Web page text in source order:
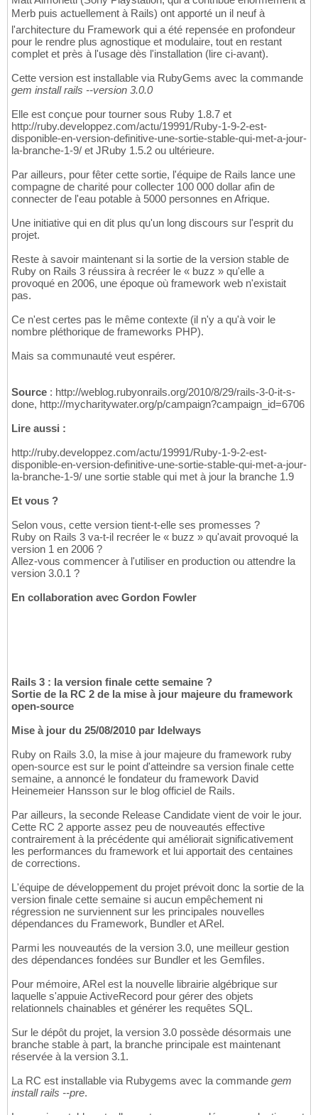
Merb puis actuellement à Rails) ont apporté un il neuf à
l'architecture du Framework qui a été repensée en profondeur
pour le rendre plus agnostique et modulaire, tout en restant
complet et près à l'usage dès l'installation (lire ci-avant).
Cette version est installable via RubyGems avec la commande
gem install rails --version 3.0.0
Elle est conçue pour tourner sous Ruby 1.8.7 et
http://ruby.developpez.com/actu/19991/Ruby-1-9-2-est-
disponible-en-version-definitive-une-sortie-stable-qui-met-a-jour-
la-branche-1-9/ et JRuby 1.5.2 ou ultérieure.
Par ailleurs, pour fêter cette sortie, l'équipe de Rails lance une
compagne de charité pour collecter 100 000 dollar afin de
connecter de l'eau potable à 5000 personnes en Afrique.
Une initiative qui en dit plus qu'un long discours sur l'esprit du
projet.
Reste à savoir maintenant si la sortie de la version stable de
Ruby on Rails 3 réussira à recréer le « buzz » qu'elle a
provoqué en 2006, une époque où framework web n'existait
pas.
Ce n'est certes pas le même contexte (il n'y a qu'à voir le
nombre pléthorique de frameworks PHP).
Mais sa communauté veut espérer.
Source : http://weblog.rubyonrails.org/2010/8/29/rails-3-0-it-s-
done, http://mycharitywater.org/p/campaign?campaign_id=6706
Lire aussi :
http://ruby.developpez.com/actu/19991/Ruby-1-9-2-est-
disponible-en-version-definitive-une-sortie-stable-qui-met-a-jour-
la-branche-1-9/ une sortie stable qui met à jour la branche 1.9
Et vous ?
Selon vous, cette version tient-t-elle ses promesses ?
Ruby on Rails 3 va-t-il recréer le « buzz » qu'avait provoqué la
version 1 en 2006 ?
Allez-vous commencer à l'utiliser en production ou attendre la
version 3.0.1 ?
En collaboration avec Gordon Fowler
Rails 3 : la version finale cette semaine ?
Sortie de la RC 2 de la mise à jour majeure du framework
open-source
Mise à jour du 25/08/2010 par Idelways
Ruby on Rails 3.0, la mise à jour majeure du framework ruby
open-source est sur le point d'atteindre sa version finale cette
semaine, a annoncé le fondateur du framework David
Heinemeier Hansson sur le blog officiel de Rails.
Par ailleurs, la seconde Release Candidate vient de voir le jour.
Cette RC 2 apporte assez peu de nouveautés effective
contrairement à la précédente qui améliorait significativement
les performances du framework et lui apportait des centaines
de corrections.
L'équipe de développement du projet prévoit donc la sortie de la
version finale cette semaine si aucun empêchement ni
régression ne surviennent sur les principales nouvelles
dépendances du Framework, Bundler et ARel.
Parmi les nouveautés de la version 3.0, une meilleur gestion
des dépendances fondées sur Bundler et les Gemfiles.
Pour mémoire, ARel est la nouvelle librairie algébrique sur
laquelle s'appuie ActiveRecord pour gérer des objets
relationnels chainables et générer les requêtes SQL.
Sur le dépôt du projet, la version 3.0 possède désormais une
branche stable à part, la branche principale est maintenant
réservée à la version 3.1.
La RC est installable via Rubygems avec la commande gem
install rails --pre.